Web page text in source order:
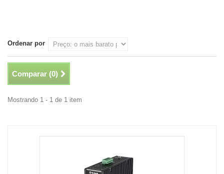
Ordenar por
Comparar (0)
Mostrando 1 - 1 de 1 item